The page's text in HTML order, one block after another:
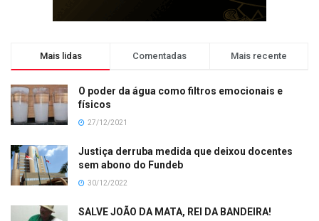
Mais lidas Comentadas Mais recente
O poder da água como filtros emocionais e
físicos
27/12/2021
Justiça derruba medida que deixou docentes
sem abono do Fundeb
30/12/2022
SALVE JOÃO DA MATA, REI DA BANDEIRA!